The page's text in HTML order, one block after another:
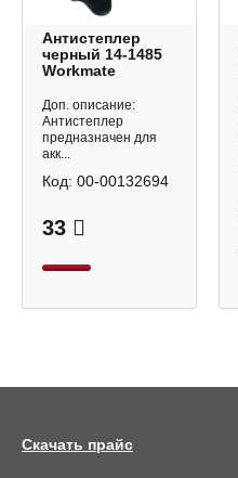
Антистеплер
черный 14-1485
Workmate
Доп. описание:
Антистеплер
предназначен для
акк...
33
Код: 00-00132694
Скачать прайс